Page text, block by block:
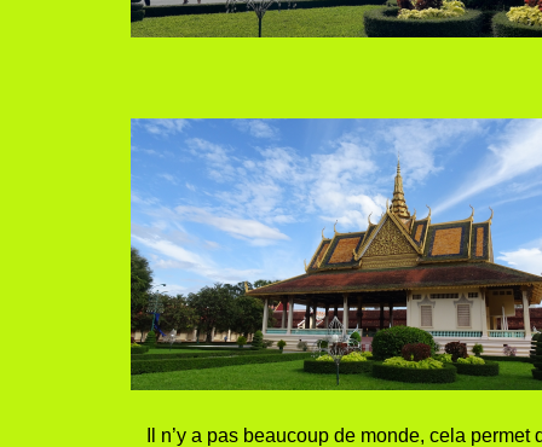
Il n’y a pas beaucoup de monde, cela